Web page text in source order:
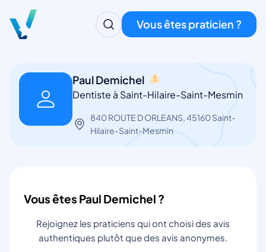
Vous êtes praticien ?
Paul Demichel
Dentiste à Saint-Hilaire-Saint-Mesmin
840 ROUTE D ORLEANS, 45160 Saint-
Hilaire-Saint-Mesmin
Vous êtes Paul Demichel ?
Rejoignez les praticiens qui ont choisi des avis
authentiques plutôt que des avis anonymes.